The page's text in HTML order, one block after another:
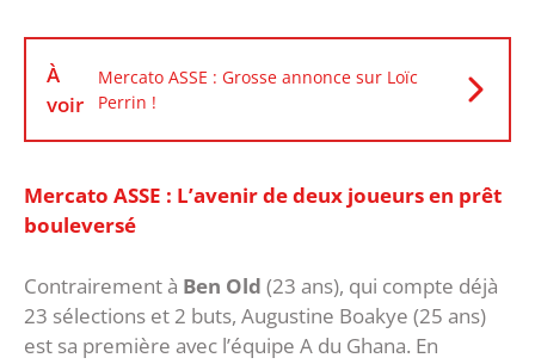
À
voir
Mercato ASSE : Grosse annonce sur Loïc
Perrin !
Mercato ASSE : L’avenir de deux joueurs en prêt
bouleversé
Contrairement à Ben Old (23 ans), qui compte déjà
23 sélections et 2 buts, Augustine Boakye (25 ans)
est sa première avec l’équipe A du Ghana. En